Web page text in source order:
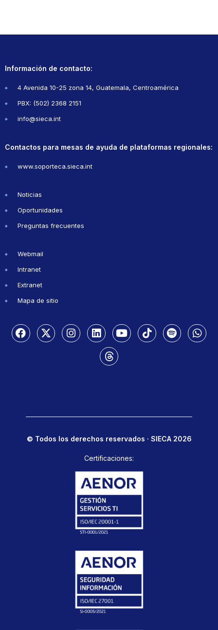
Información de contacto:
4 Avenida 10-25 zona 14, Guatemala, Centroamérica
PBX: (502) 2368 2151
info@sieca.int
Contactos para mesas de ayuda de plataformas regionales:
www.soporteca.sieca.int
Noticias
Oportunidades
Preguntas frecuentes
Webmail
Intranet
Extranet
Mapa de sitio
© Todos los derechos reservados · SIECA 2026
Certificaciones: